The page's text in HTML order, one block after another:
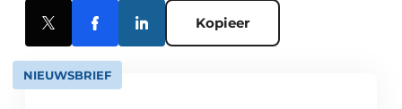
Kopieer
NIEUWSBRIEF